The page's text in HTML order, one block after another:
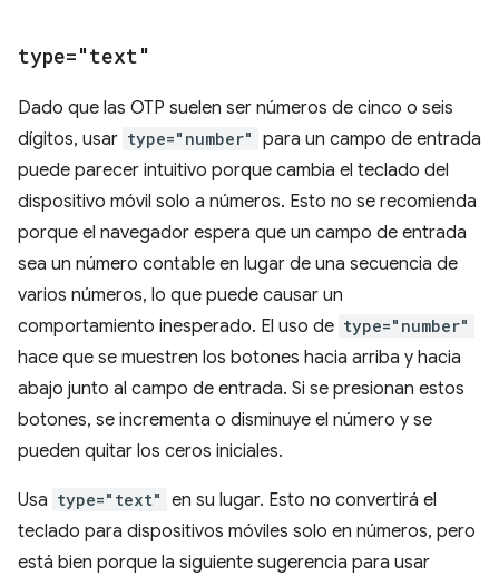
type="text"
Dado que las OTP suelen ser números de cinco o seis
dígitos, usar type="number" para un campo de entrada
puede parecer intuitivo porque cambia el teclado del
dispositivo móvil solo a números. Esto no se recomienda
porque el navegador espera que un campo de entrada
sea un número contable en lugar de una secuencia de
varios números, lo que puede causar un
comportamiento inesperado. El uso de type="number"
hace que se muestren los botones hacia arriba y hacia
abajo junto al campo de entrada. Si se presionan estos
botones, se incrementa o disminuye el número y se
pueden quitar los ceros iniciales.
Usa type="text" en su lugar. Esto no convertirá el
teclado para dispositivos móviles solo en números, pero
está bien porque la siguiente sugerencia para usar